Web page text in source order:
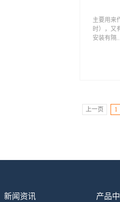
主要用来
时），又
安装有隔
择，具体
净，螺
栓变力
上一页 1
新闻资讯 产品